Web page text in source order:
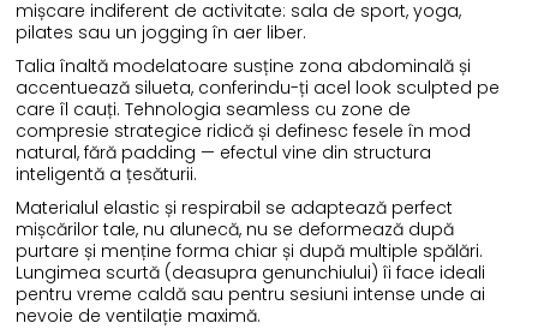
mișcare indiferent de activitate: sala de sport, yoga,
pilates sau un jogging în aer liber.
Talia înaltă modelatoare susține zona abdominală și
accentuează silueta, conferindu-ți acel look sculpted pe
care îl cauți. Tehnologia seamless cu zone de
compresie strategice ridică și definesc fesele în mod
natural, fără padding — efectul vine din structura
inteligentă a țesăturii.
Materialul elastic și respirabil se adaptează perfect
mișcărilor tale, nu alunecă, nu se deformează după
purtare și menține forma chiar și după multiple spălări.
Lungimea scurtă (deasupra genunchiului) îi face ideali
pentru vreme caldă sau pentru sesiuni intense unde ai
nevoie de ventilație maximă.